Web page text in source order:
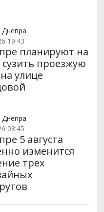
19:43
планируют на
сузить проезжую
улице
08:45
5 августа
изменится
трех